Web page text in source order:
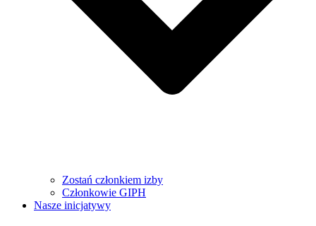
Zostań członkiem izby
Członkowie GIPH
Nasze inicjatywy